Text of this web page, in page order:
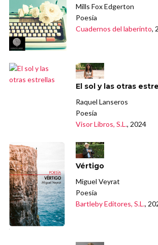
Mills Fox Edgerton
Poesía
Cuadernos del laberinto,
El sol y las otras
Raquel Lanseros
Poesía
Visor Libros, S.L., 2024
Vértigo
Miguel Veyrat
Poesía
Bartleby Editores, S.L.,